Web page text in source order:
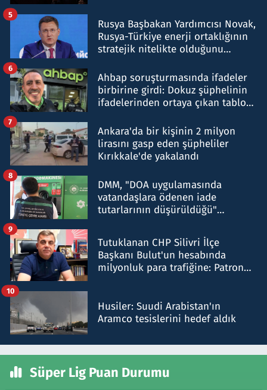
Rusya Başbakan Yardımcısı Novak,
Rusya-Türkiye enerji ortaklığının
stratejik nitelikte olduğunu
5
Ahbap soruşturmasında ifadeler
birbirine girdi: Dokuz şüphelinin
ifadelerinden ortaya çıkan tablo
6
Ankara'da bir kişinin 2 milyon
lirasını gasp eden şüpheliler
Kırıkkale'de yakalandı
7
DMM, "DOA uygulamasında
vatandaşlara ödenen iade
tutarlarının düşürüldüğü"
8
Tutuklanan CHP Silivri İlçe
Başkanı Bulut'un hesabında
milyonluk para trafiğine: Patron
9
Husiler: Suudi Arabistan'ın
Aramco tesislerini hedef aldık
10
Süper Lig Puan Durumu